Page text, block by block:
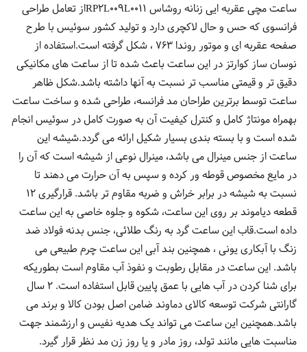
ساعت مچی عقربه ایی زنانه روشاس RP2L009L0011از تعامل طراحی
فرانسوی که حس و حال لاکچری دارد و تولید کشور سوئیس با طرح
صفحه عقربه ای و موتور روندا 763 ، شکل گرفته است.استفاده از
نوسان ساز کوارتز در این ساعت باعث شده تا از ساعت های مکانیکی
دقیق تر و قیمتی مناسب تر نسبت به آنها داشته باشد.شکل ظاهر
ساعت توسط برترین طراحان مد فرانسه، طراحی شده و ساخت ساعت
بهمراه مونتاژ کامل و کنترل کیفیت آن به صورت کامل در سوئیس انجام
شده است و با بسته بندی بسیار شکیل ارائه می گردد.شیشه این
ساعت از جنس مینرال می باشد، مینرال نوعی از شیشه است که آن را
در مایع مخصوص قوطه ور کرده و سپس به آن حرارت می دهند تا
نسبت به شیشه در برابر خراش و ضربه مقاوم تر باشد. قرارگیری 12
قطعه دیاموند بر روی این ساعت، شکوه و جلوه خاصی به این ساعت
داده است.قاب این ساعت گرد به رنگ طلائی، جنس بدنه فولاد ضد
زنگ با آبکاری یونی ، همچنین بند آبی این ساعت چرم طبیعی می
باشد. این ساعت در مقابل رطوبت و نفوذ آب مقاوم است بطوریکه
برای شنا کردن در آب هایی با عمق پایین قابل استفاده است. 2 سال
گارانتی شرکت توسعه کالای دماوند ضامن اصل بودن کالا و برند می
باشد.همچنین این ساعت می تواند یک هدیه نفیس و ارزشمند جهت
مناسبت هایی مانند تولد، روز مادر و یا روز زن مد نظر قرار گیرد.